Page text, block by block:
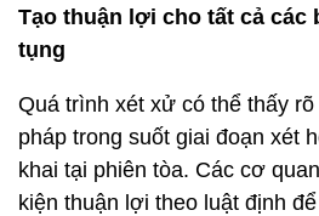
Tạo thuận lợi cho tất cả các
tụng
Quá trình xét xử có thể thấy
pháp trong suốt giai đoạn xét
khai tại phiên tòa. Các cơ
kiện thuận lợi theo luật định